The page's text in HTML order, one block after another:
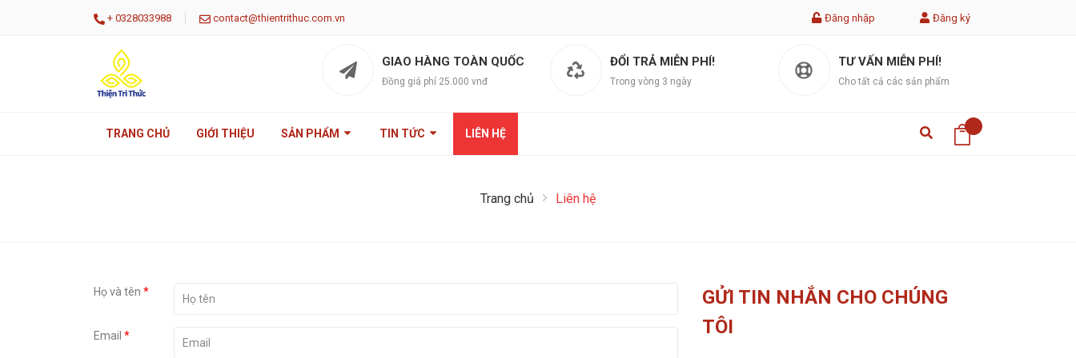
+ 0328033988 | contact@thientrithuc.com.vn Đăng nhập Đăng ký
GIAO HÀNG TOÀN QUỐC
Đồng giá phí 25.000 vnđ
ĐỔI TRẢ MIỄN PHÍ!
Trong vòng 3 ngày
TƯ VẤN MIỄN PHÍ!
Cho tất cả các sản phẩm
TRANG CHỦ GIỚI THIỆU SẢN PHẨM TIN TỨC LIÊN HỆ
Trang chủ Liên hệ
Họ và tên *
Email *
GỬI TIN NHẮN CHO CHÚNG
TÔI